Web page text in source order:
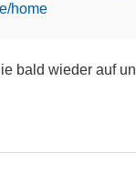
home
bald wieder auf